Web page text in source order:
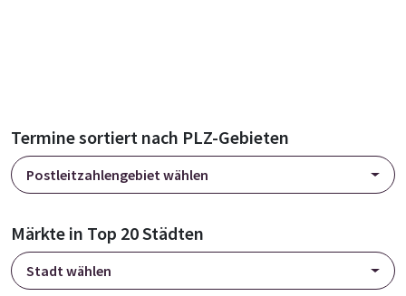
Termine sortiert nach PLZ-Gebieten
Postleitzahlengebiet wählen
Märkte in Top 20 Städten
Stadt wählen